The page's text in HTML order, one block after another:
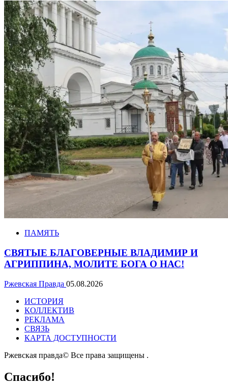
ПАМЯТЬ
СВЯТЫЕ БЛАГОВЕРНЫЕ ВЛАДИМИР И
АГРИППИНА, МОЛИТЕ БОГА О НАС!
Ржевская Правда 05.08.2026
ИСТОРИЯ
КОЛЛЕКТИВ
РЕКЛАМА
СВЯЗЬ
КАРТА ДОСТУПНОСТИ
Ржевская правда© Все права защищены .
Спасибо!